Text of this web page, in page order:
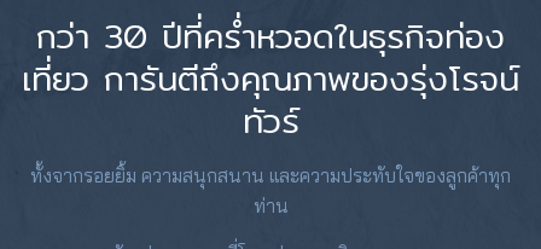
กว่า 30 ปีที่คร่ำหวอดในธุรกิจท่อง
เที่ยว การันตีถึงคุณภาพของรุ่งโรจน์
ทัวร์
ทั้งจากรอยยิ้ม ความสนุกสนาน และความประทับใจของลูกค้าทุก
ท่าน